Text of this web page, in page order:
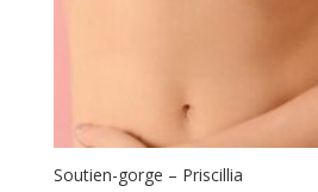
Soutien-gorge – Priscillia